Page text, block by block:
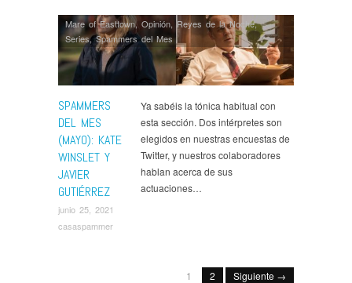
SPAMMERS
DEL MES
(MAYO): KATE
WINSLET Y
JAVIER
GUTIÉRREZ
junio 25, 2021
casaspammer
Mare of Easttown,Opinión, Reyes de la Noche,
Series,Spammers del Mes
Ya sabéis la tónica habitual con
esta sección. Dos intérpretes son
elegidos en nuestras encuestas de
Twitter, y nuestros colaboradores
hablan acerca de sus
actuaciones…
1 2 Siguiente →